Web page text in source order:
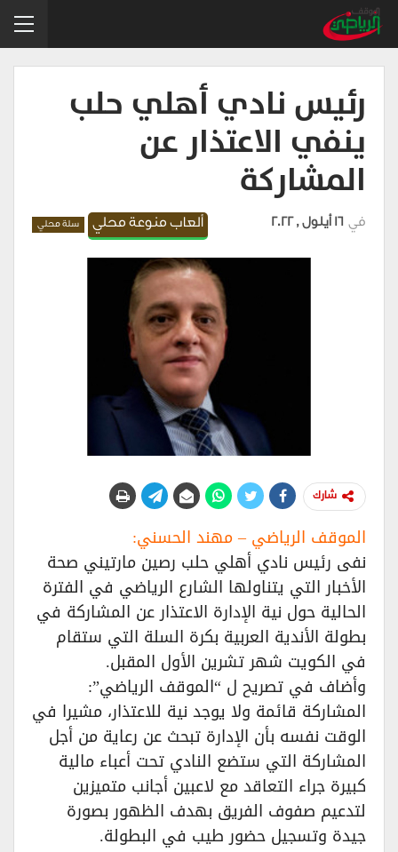
رئيس نادي أهلي حلب
ينفي الاعتذار عن
المشاركة
ألعاب منوعة محلي سلة محلي في 16 أيلول , 2022
شارك
الموقف الرياضي – مهند الحسني:
نفى رئيس نادي أهلي حلب رصين مارتيني صحة
الأخبار التي يتناولها الشارع الرياضي في الفترة
الحالية حول نية الإدارة الاعتذار عن المشاركة في
بطولة الأندية العربية بكرة السلة التي ستقام
في الكويت شهر تشرين الأول المقبل.
وأضاف في تصريح ل “الموقف الرياضي”:
المشاركة قائمة ولا يوجد نية للاعتذار، مشيرا في
الوقت نفسه بأن الإدارة تبحث عن رعاية من أجل
المشاركة التي ستضع النادي تحت أعباء مالية
كبيرة جراء التعاقد مع لاعبين أجانب متميزين
لتدعيم صفوف الفريق بهدف الظهور بصورة
جيدة وتسجيل حضور طيب في البطولة.